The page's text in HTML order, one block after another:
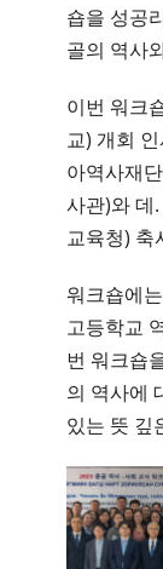
숍을 성공
골의 역사
이번 워크
교) 개회
아역사재
사관)와 데
교육청) 축
워크숍에
고등학교
번 워크숍
의 역사에
있는 뜻 깊